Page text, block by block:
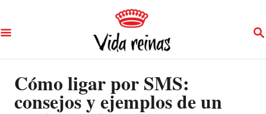
k
i
S
Cómo ligar por SMS:
consejos y ejemplos de un